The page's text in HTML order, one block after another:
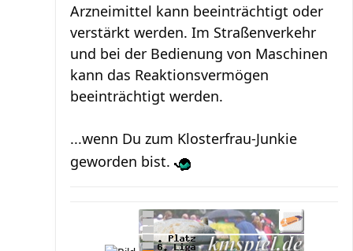
Arzneimittel kann beeinträchtigt oder
verstärkt werden. Im Straßenverkehr
und bei der Bedienung von Maschinen
kann das Reaktionsvermögen
beeinträchtigt werden.
...wenn Du zum Klosterfrau-Junkie
geworden bist.